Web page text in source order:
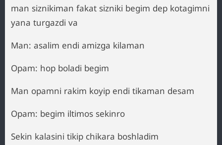
man siznikiman fakat sizniki begim dep kotagimni
yana turgazdi va
Man: asalim endi amizga kilaman
Opam: hop boladi begim
Man opamni rakim koyip endi tikaman desam
Opam: begim iltimos sekinro
Sekin kalasini tikip chikara boshladim